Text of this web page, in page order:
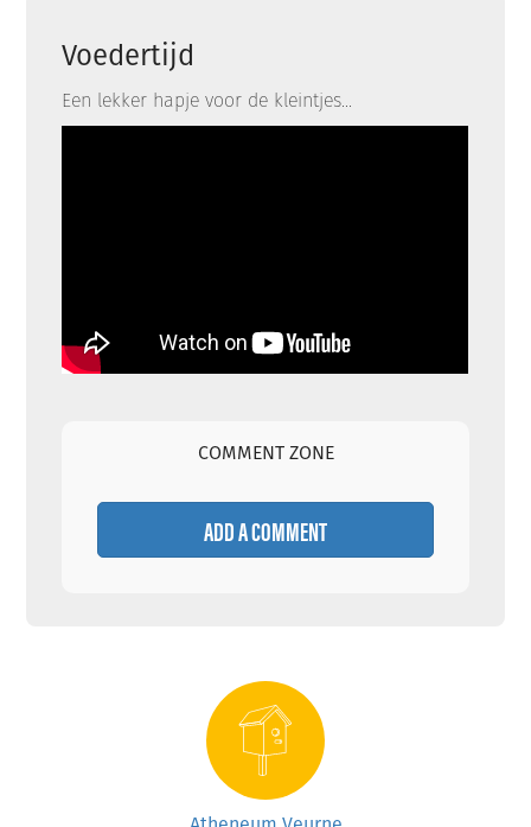
Voedertijd
Een lekker hapje voor de kleintjes...
COMMENT ZONE
ADD A COMMENT